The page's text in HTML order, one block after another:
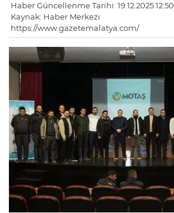
Haber Güncellenme Tarihi: 19.12.2025 12:50
Kaynak: Haber Merkezi
https://www.gazetemalatya.com/